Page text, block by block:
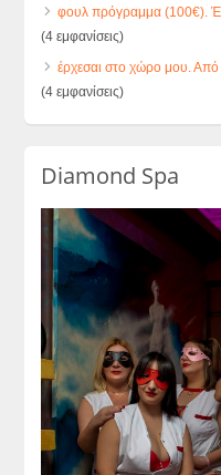
φουλ πρόγραμμα (100€).
(4 εμφανίσεις)
έρχεσαι στο χώρο μου.
(4 εμφανίσεις)
Diamond Spa